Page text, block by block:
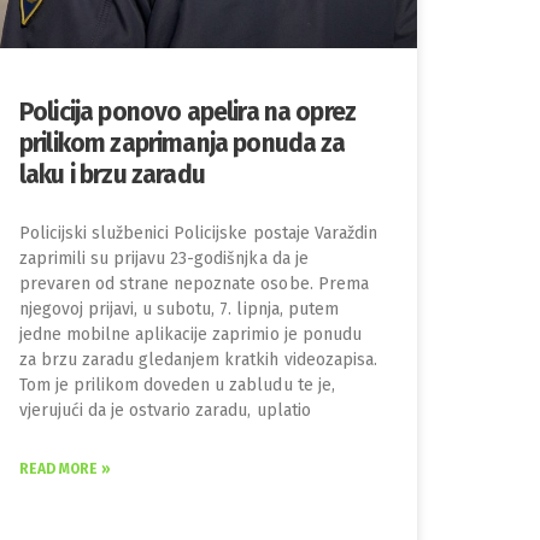
Policija ponovo apelira na oprez
prilikom zaprimanja ponuda za
laku i brzu zaradu
Policijski službenici Policijske postaje Varaždin
zaprimili su prijavu 23-godišnjka da je
prevaren od strane nepoznate osobe. Prema
njegovoj prijavi, u subotu, 7. lipnja, putem
jedne mobilne aplikacije zaprimio je ponudu
za brzu zaradu gledanjem kratkih videozapisa.
Tom je prilikom doveden u zabludu te je,
vjerujući da je ostvario zaradu, uplatio
READ MORE »